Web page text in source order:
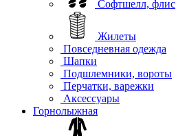
Софтшелл, флис
Жилеты
Повседневная одежда
Шапки
Подшлемники, вороты
Перчатки, варежки
Аксессуары
Горнолыжная